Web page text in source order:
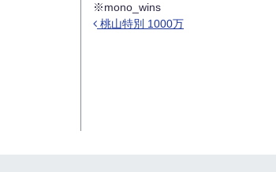
※mono_wins
桃山特別 1000万